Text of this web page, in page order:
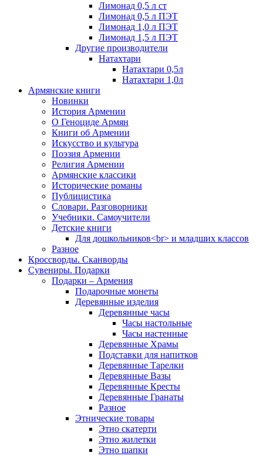
Лимонад 0,5 л ст
Лимонад 0,5 л ПЭТ
Лимонад 1,0 л ПЭТ
Лимонад 1,5 л ПЭТ
Другие производители
Натахтари
Натахтари 0,5л
Натахтари 1,0л
Армянские книги
Новинки
История Армении
О Геноциде Армян
Книги об Армении
Иcкусство и культура
Поэзия Армении
Религия Армении
Армянские классики
Исторические романы
Публицистика
Словари. Разговорники
Учебники. Самоучители
Детские книги
Для дошкольников<br> и младших классов
Разное
Кроссворды. Сканворды
Сувениры. Подарки
Подарки – Армения
Подарочные монеты
Деревянные изделия
Деревянные часы
Часы настольные
Часы настенные
Деревянные Храмы
Подставки для напитков
Деревянные Тарелки
Деревянные Вазы
Деревянные Кресты
Деревянные Гранаты
Разное
Этнические товары
Этно скатерти
Этно жилетки
Этно шапки